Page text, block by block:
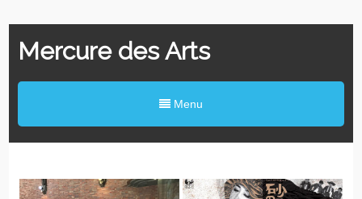
Mercure des Arts
Menu